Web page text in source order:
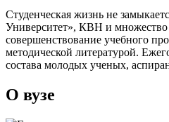
Студенческая жизнь не
Университет», КВН и множество
совершенствование учебного
методической литературой.
состава молодых ученых,
О вузе